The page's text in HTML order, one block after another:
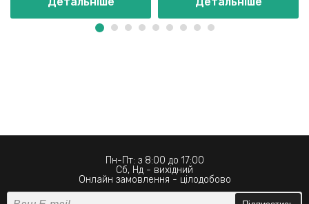
Пн-Пт: з 8:00 до 17:00
Сб, Нд - вихідний
Онлайн замовлення - цілодобово